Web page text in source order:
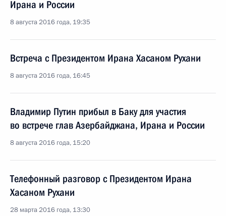
Ирана и России
8 августа 2016 года, 19:35
Встреча с Президентом Ирана Хасаном Рухани
8 августа 2016 года, 16:45
Владимир Путин прибыл в Баку для участия
во встрече глав Азербайджана, Ирана и России
8 августа 2016 года, 15:20
Телефонный разговор с Президентом Ирана
Хасаном Рухани
28 марта 2016 года, 13:30